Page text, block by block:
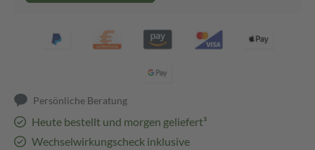
Persönliche Beratung
Heute bestellt und morgen geliefert³
Wechselwirkungscheck inklusive